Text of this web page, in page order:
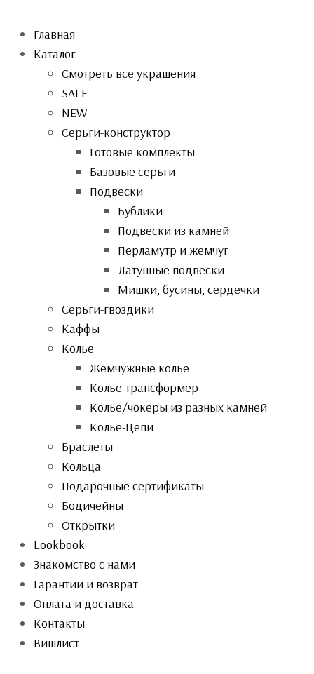
Главная
Каталог
Смотреть все украшения
SALE
NEW
Серьги-конструктор
Готовые комплекты
Базовые серьги
Подвески
Бублики
Подвески из камней
Перламутр и жемчуг
Латунные подвески
Мишки, бусины, сердечки
Серьги-гвоздики
Каффы
Колье
Жемчужные колье
Колье-трансформер
Колье/чокеры из разных камней
Колье-Цепи
Браслеты
Кольца
Подарочные сертификаты
Бодичейны
Открытки
Lookbook
Знакомство с нами
Гарантии и возврат
Оплата и доставка
Контакты
Вишлист